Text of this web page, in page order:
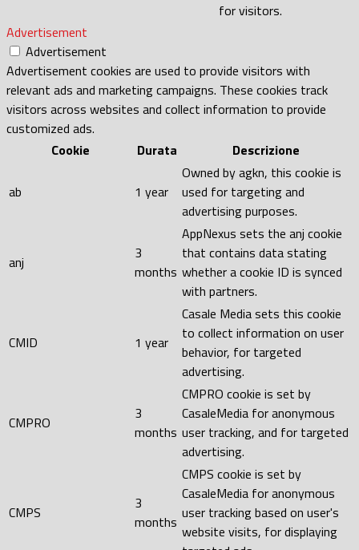
for visitors.
Advertisement
Advertisement
Advertisement cookies are used to provide visitors with
relevant ads and marketing campaigns. These cookies track
visitors across websites and collect information to provide
customized ads.
Cookie
Durata Descrizione
ab 1 year
Owned by agkn, this cookie is
used for targeting and
advertising purposes.
anj
3
months
AppNexus sets the anj cookie
that contains data stating
whether a cookie ID is synced
with partners.
CMID 1 year
Casale Media sets this cookie
to collect information on user
behavior, for targeted
advertising.
CMPRO
3
months
CMPRO cookie is set by
CasaleMedia for anonymous
user tracking, and for targeted
advertising.
CMPS
3
months
CMPS cookie is set by
CasaleMedia for anonymous
user tracking based on user's
website visits, for displaying